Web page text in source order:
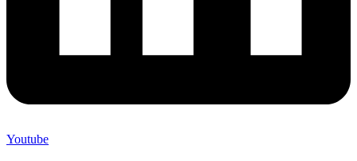
Youtube